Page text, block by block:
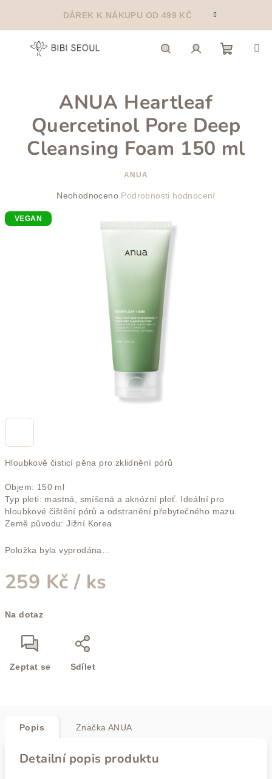
obsah
DÁREK K NÁKUPU OD 499 KČ
Hloubkově čisticí pěna pro zklidnění pórů
Objem: 150 ml
Typ pleti: mastná, smíšená a aknózní pleť. Ideální pro
hloubkové čištění pórů a odstranění přebytečného mazu.
Země původu: Jižní Korea
Položka byla vyprodána…
259 Kč/ ks
cena:
Na dotaz
Zeptat se Sdílet
ANUA Heartleaf
Quercetinol Pore Deep
Cleansing Foam 150 ml
ANUA
Průměrné
Neohodnoceno Podrobnosti hodnocení
VEGAN
Popis Značka ANUA
Detailní popis produktu